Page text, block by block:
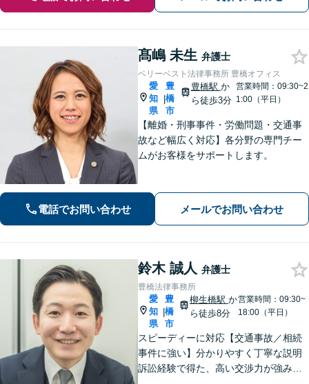
髙嶋 未生 弁護士
ベリーベスト法律事務所 豊橋オフィス
愛
知
県
|
豊
橋
市
豊橋駅 か
ら徒歩3分
営業時間：09:30~2
1:00（平日）
【離婚・刑事事件・労働問題・交通事
故など幅広く対応】各分野の専門チー
ムがお客様をサポートします。
電話でお問い合わせ メールでお問い合わせ
鈴木 誠人 弁護士
豊橋法律事務所
愛
知
県
|
豊
橋
市
柳生橋駅 か
ら徒歩8分
営業時間：09:30~
18:00（平日）
スピーディーに対応【交通事故／相続
事件に強い】分かりやすく丁寧な説明
訴訟経験で得た、高い交渉力が強みで